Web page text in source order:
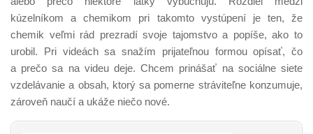
kúzelníkom a chemikom pri takomto vystúpení je ten, že
chemik veľmi rád prezradí svoje tajomstvo a popíše, ako to
urobil. Pri videách sa snažím prijateľnou formou opísať, čo
a prečo sa na videu deje. Chcem prinášať na sociálne siete
vzdelávanie a obsah, ktorý sa pomerne stráviteľne konzumuje,
zároveň naučí a ukáže niečo nové.